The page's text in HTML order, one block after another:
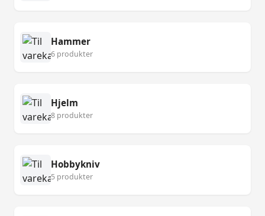
Hammer
6 produkter
Hjelm
8 produkter
Hobbykniv
5 produkter